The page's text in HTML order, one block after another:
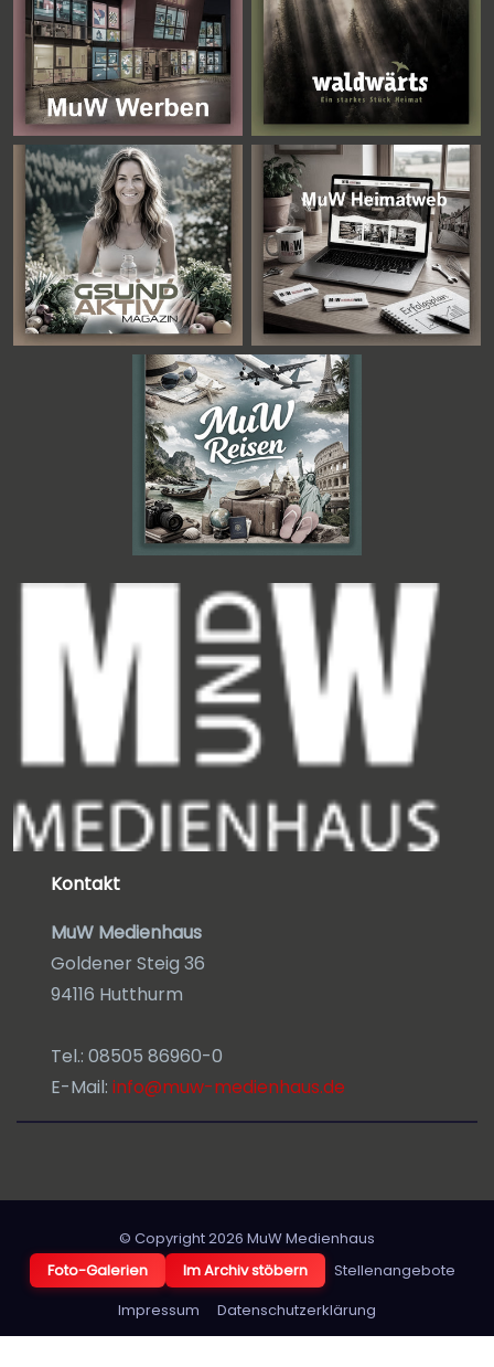
Kontakt
MuW Medienhaus
Goldener Steig 36
94116 Hutthurm
Tel.: 08505 86960-0
E-Mail: info@muw-medienhaus.de
© Copyright 2026 MuW Medienhaus
Foto-Galerien
Im Archiv stöbern
Stellenangebote
Impressum
Datenschutzerklärung